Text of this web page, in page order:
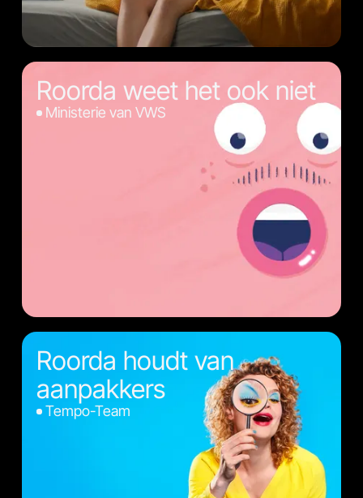
Roorda weet het ook niet
Ministerie van VWS
Roorda houdt van
aanpakkers
Tempo-Team